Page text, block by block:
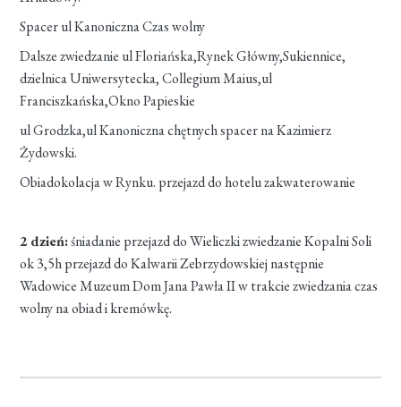
Spacer ul Kanoniczna Czas wolny
Dalsze zwiedzanie ul Floriańska,Rynek Główny,Sukiennice,
dzielnica Uniwersytecka, Collegium Maius,ul
Franciszkańska,Okno Papieskie
ul Grodzka,ul Kanoniczna chętnych spacer na Kazimierz
Żydowski.
Obiadokolacja w Rynku. przejazd do hotelu zakwaterowanie
2 dzień:śniadanie przejazd do Wieliczki zwiedzanie Kopalni Soli
ok 3,5h przejazd do Kalwarii Zebrzydowskiej następnie
Wadowice Muzeum Dom Jana Pawła II w trakcie zwiedzania czas
wolny na obiad i kremówkę.